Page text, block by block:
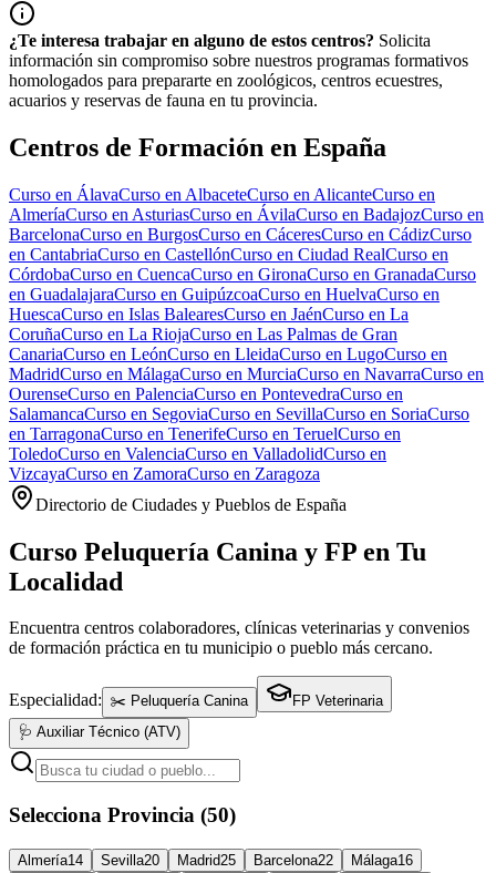
¿Te interesa trabajar en alguno de estos centros? Solicita
información sin compromiso sobre nuestros programas formativos
homologados para prepararte en zoológicos, centros ecuestres,
acuarios y reservas de fauna en tu provincia.
Centros de Formación en España
Curso en ÁlavaCurso en AlbaceteCurso en AlicanteCurso en
AlmeríaCurso en AsturiasCurso en ÁvilaCurso en BadajozCurso en
BarcelonaCurso en BurgosCurso en CáceresCurso en CádizCurso
en CantabriaCurso en CastellónCurso en Ciudad RealCurso en
CórdobaCurso en CuencaCurso en GironaCurso en GranadaCurso
en GuadalajaraCurso en GuipúzcoaCurso en HuelvaCurso en
HuescaCurso en Islas BalearesCurso en JaénCurso en La
CoruñaCurso en La RiojaCurso en Las Palmas de Gran
CanariaCurso en LeónCurso en LleidaCurso en LugoCurso en
MadridCurso en MálagaCurso en MurciaCurso en NavarraCurso en
OurenseCurso en PalenciaCurso en PontevedraCurso en
SalamancaCurso en SegoviaCurso en SevillaCurso en SoriaCurso
en TarragonaCurso en TenerifeCurso en TeruelCurso en
ToledoCurso en ValenciaCurso en ValladolidCurso en
VizcayaCurso en ZamoraCurso en Zaragoza
Directorio de Ciudades y Pueblos de España
Curso Peluquería Canina y FP en Tu
Localidad
Encuentra centros colaboradores, clínicas veterinarias y convenios
de formación práctica en tu municipio o pueblo más cercano.
Especialidad: ✂️ Peluquería Canina
FP Veterinaria
🩺 Auxiliar Técnico (ATV)
Selecciona Provincia (50)
Almería14 Sevilla20 Madrid25 Barcelona22 Málaga16